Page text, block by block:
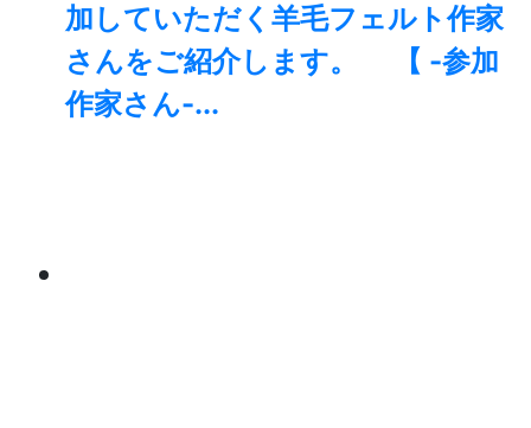
加していただく羊毛フェルト作家
さんをご紹介します。 【 -参加
作家さん-...